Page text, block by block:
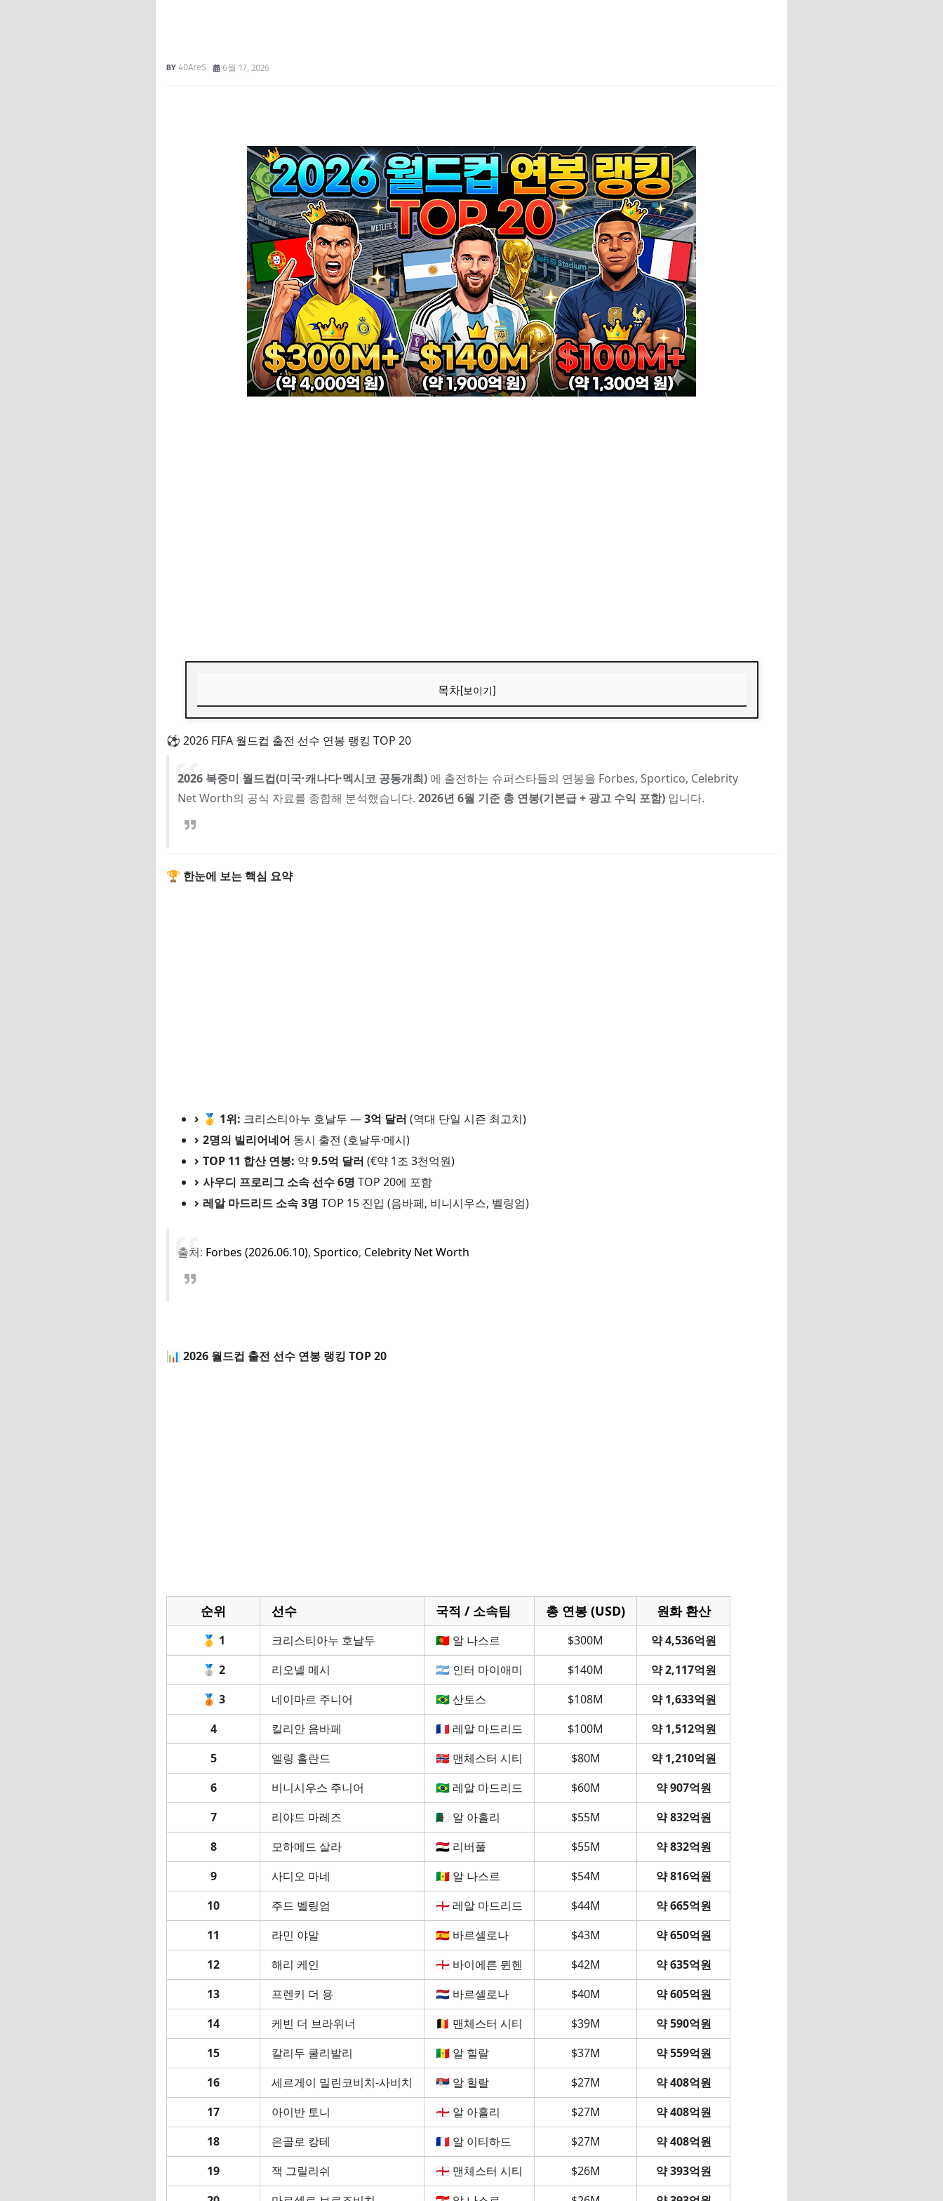
40AreS 6월 17, 2026
목차[보이기]
📊 2026 월드컵 출전 선수 연봉 랭킹 TOP 20
🥇 1위. 크리스티아누 호날두 — 약 4,536억원
광고 수익 (Nike, CR7 등) $65M 약 983억원
총 연봉 $300M 약 4,536억원
수익 항목 USD 원화 환산
클럽 연봉 + 알 힐랄 잔여 계약금 $80M 약 1,210억원
광고 수익 (Puma, Red Bull) $28M 약 423억원
총 연봉 $108M 약 1,633억원
4위. 킬리안 음바페 — 약 1,512억원
사이닝 보너스 분할 + 보너스 $44M 약 665억원
맨시티 기본급 (£27.3M / 주급 £525,000) £27.3M 약 506억원
🇰🇷 한국 대표팀 손흥민은?
📌 연봉 산정 방법론
✅ Fact Check 검증 결과
🎯 주목할 만한 트렌드
1️⃣ 사우디 머니의 위력
2️⃣ 광고 수익 vs 클럽 연봉
3️⃣ 신세대 슈퍼스타 부상
4️⃣ 레알 마드리드 군단
📚 주요 참고 자료
⚽ 2026 FIFA 월드컵 출전 선수 연봉 랭킹 TOP 20
2026 북중미 월드컵(미국·캐나다·멕시코 공동개최) 에 출전하는 슈퍼스타들의 연봉을 Forbes, Sportico, Celebrity
Net Worth의 공식 자료를 종합해 분석했습니다. 2026년 6월 기준 총 연봉(기본급 + 광고 수익 포함) 입니다.
🏆 한눈에 보는 핵심 요약
🥇 1위: 크리스티아누 호날두 —3억 달러 (역대 단일 시즌 최고치)
2명의 빌리어네어 동시 출전 (호날두·메시)
TOP 11 합산 연봉: 약9.5억 달러 (€약 1조 3천억원)
사우디 프로리그 소속 선수 6명 TOP 20에 포함
레알 마드리드 소속 3명 TOP 15 진입 (음바페, 비니시우스, 벨링엄)
출처: Forbes (2026.06.10), Sportico, Celebrity Net Worth
📊 2026 월드컵 출전 선수 연봉 랭킹 TOP 20
순위 선수 국적 / 소속팀 총 연봉 (USD) 원화 환산
🥇 1 크리스티아누 호날두 🇵🇹 알 나스르 $300M
약 4,536억원
🥈 2 리오넬 메시 🇦🇷 인터 마이애미 $140M
약 2,117억원
🥉 3 네이마르 주니어 🇧🇷 산토스 $108M
약 1,633억원
4
킬리안 음바페 🇫🇷 레알 마드리드 $100M
약 1,512억원
5
엘링 홀란드 🇳🇴 맨체스터 시티 $80M
약 1,210억원
6
비니시우스 주니어 🇧🇷 레알 마드리드 $60M
약 907억원
7
리야드 마레즈 🇩🇿 알 아흘리 $55M
약 832억원
8
모하메드 살라 🇪🇬 리버풀 $55M
약 832억원
9
사디오 마네 🇸🇳 알 나스르 $54M
약 816억원
10
주드 벨링엄 🏴󠁧󠁢󠁥󠁮󠁧󠁿 레알 마드리드 $44M
약 665억원
11
라민 야말 🇪🇸 바르셀로나 $43M
약 650억원
12
해리 케인 🏴󠁧󠁢󠁥󠁮󠁧󠁿 바이에른 뮌헨 $42M
약 635억원
13
프렌키 더 용 🇳🇱 바르셀로나 $40M
약 605억원
14
케빈 더 브라위너 🇧🇪 맨체스터 시티 $39M
약 590억원
15
칼리두 쿨리발리 🇸🇳 알 힐랄 $37M
약 559억원
16
세르게이 밀린코비치-사비치 🇷🇸 알 힐랄 $27M
약 408억원
17
아이반 토니 🏴󠁧󠁢󠁥󠁮󠁧󠁿 알 아흘리 $27M
약 408억원
18
은골로 캉테 🇫🇷 알 이티하드 $27M
약 408억원
19
잭 그릴리쉬 🏴󠁧󠁢󠁥󠁮󠁧󠁿 맨체스터 시티 $26M
약 393억원